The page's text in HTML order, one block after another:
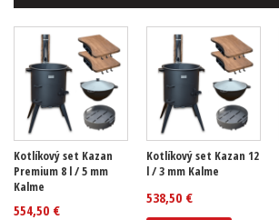
Kotlíkový set Kazan
Premium 8 l / 5 mm
Kalme
554,50 €
Kotlíkový set Kazan 12
l / 3 mm Kalme
538,50 €